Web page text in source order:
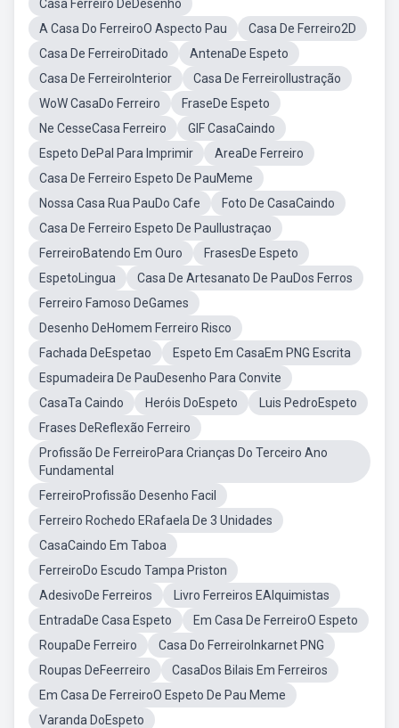
Casa Ferreiro DeDesenho
A Casa Do FerreiroO Aspecto Pau
Casa De Ferreiro2D
Casa De FerreiroDitado
AntenaDe Espeto
Casa De FerreiroInterior
Casa De FerreiroIlustração
WoW CasaDo Ferreiro
FraseDe Espeto
Ne CesseCasa Ferreiro
GIF CasaCaindo
Espeto DePal Para Imprimir
AreaDe Ferreiro
Casa De Ferreiro Espeto De PauMeme
Nossa Casa Rua PauDo Cafe
Foto De CasaCaindo
Casa De Ferreiro Espeto De PauIlustraçao
FerreiroBatendo Em Ouro
FrasesDe Espeto
EspetoLingua
Casa De Artesanato De PauDos Ferros
Ferreiro Famoso DeGames
Desenho DeHomem Ferreiro Risco
Fachada DeEspetao
Espeto Em CasaEm PNG Escrita
Espumadeira De PauDesenho Para Convite
CasaTa Caindo
Heróis DoEspeto
Luis PedroEspeto
Frases DeReflexão Ferreiro
Profissão De FerreiroPara Crianças Do Terceiro Ano
Fundamental
FerreiroProfissão Desenho Facil
Ferreiro Rochedo ERafaela De 3 Unidades
CasaCaindo Em Taboa
FerreiroDo Escudo Tampa Priston
AdesivoDe Ferreiros
Livro Ferreiros EAlquimistas
EntradaDe Casa Espeto
Em Casa De FerreiroO Espeto
RoupaDe Ferreiro
Casa Do FerreiroInkarnet PNG
Roupas DeFeerreiro
CasaDos Bilais Em Ferreiros
Em Casa De FerreiroO Espeto De Pau Meme
Varanda DoEspeto